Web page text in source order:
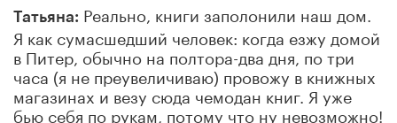
Татьяна: Реально, книги заполонили наш дом.
Я как сумасшедший человек: когда езжу домой
в Питер, обычно на полтора-два дня, по три
часа (я не преувеличиваю) провожу в книжных
магазинах и везу сюда чемодан книг. Я уже
бью себя по рукам, потому что ну невозможно!